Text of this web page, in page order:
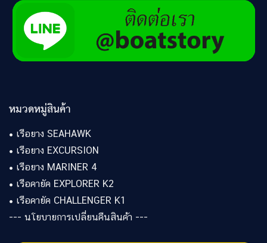
หมวดหมู่สินค้า
• เรือยาง SEAHAWK
• เรือยาง EXCURSION
• เรือยาง MARINER 4
• เรือคายัค EXPLORER K2
• เรือคายัค CHALLENGER K1
--- นโยบายการเปลี่ยนคืนสินค้า ---